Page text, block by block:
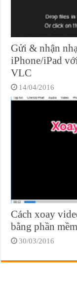
Gửi & nhận
iPhone/iPad
VLC
14/04/2016
Cách xoay
bằng phần
30/03/2016